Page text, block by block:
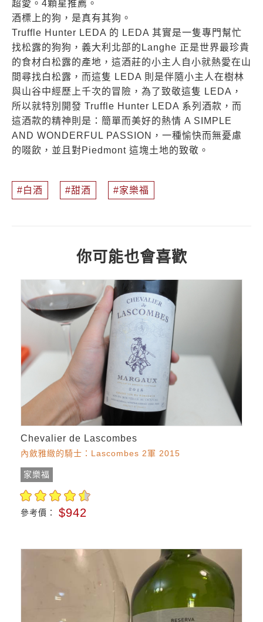
超愛。4顆星推薦。
酒標上的狗，是真有其狗。
Truffle Hunter LEDA 的 LEDA 其實是一隻專門幫忙
找松露的狗狗，義大利北部的Langhe 正是世界最珍貴
的食材白松露的產地，這酒莊的小主人自小就熱愛在山
間尋找白松露，而這隻 LEDA 則是伴隨小主人在樹林
與山谷中經歷上千次的冒險，為了致敬這隻 LEDA，
所以就特別開發 Truffle Hunter LEDA 系列酒款，而
這酒款的精神則是：簡單而美好的熱情 A SIMPLE
AND WONDERFUL PASSION，一種愉快而無憂慮
的啜飲，並且對Piedmont 這塊土地的致敬。
白酒 甜酒 家樂福
你可能也會喜歡
Chevalier de Lascombes
內斂雅緻的騎士：Lascombes 2軍 2015
家樂福
參考價： $942